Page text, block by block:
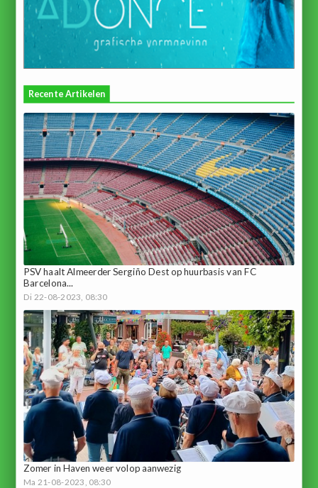
Recente Artikelen
PSV haalt Almeerder Sergiño Dest op huurbasis van FC
Barcelona...
Di 22-08-2023, 08:30
Zomer in Haven weer volop aanwezig
Ma 21-08-2023, 08:30